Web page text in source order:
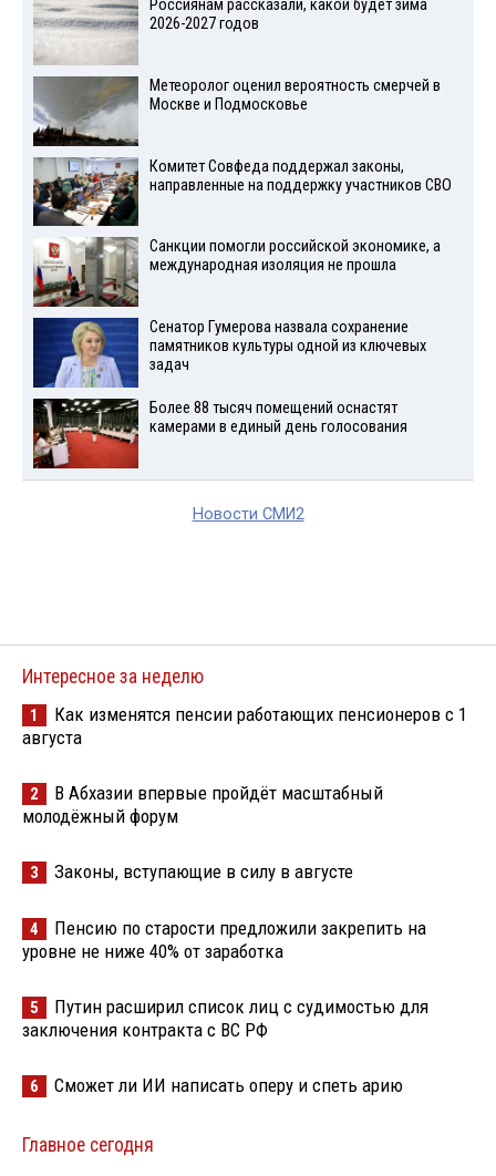
Россиянам рассказали, какой будет зима
2026-2027 годов
Метеоролог оценил вероятность смерчей в
Москве и Подмосковье
Комитет Совфеда поддержал законы,
направленные на поддержку участников СВО
Санкции помогли российской экономике, а
международная изоляция не прошла
Сенатор Гумерова назвала сохранение
памятников культуры одной из ключевых
задач
Более 88 тысяч помещений оснастят
камерами в единый день голосования
Новости СМИ2
Интересное за неделю
1
Как изменятся пенсии работающих пенсионеров с 1
августа
2
В Абхазии впервые пройдёт масштабный
молодёжный форум
3 Законы, вступающие в силу в августе
4
Пенсию по старости предложили закрепить на
уровне не ниже 40% от заработка
5
Путин расширил список лиц с судимостью для
заключения контракта с ВС РФ
6 Сможет ли ИИ написать оперу и спеть арию
Главное сегодня